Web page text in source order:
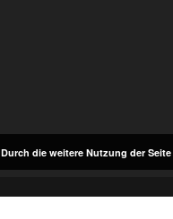
Durch die weitere Nutzung der